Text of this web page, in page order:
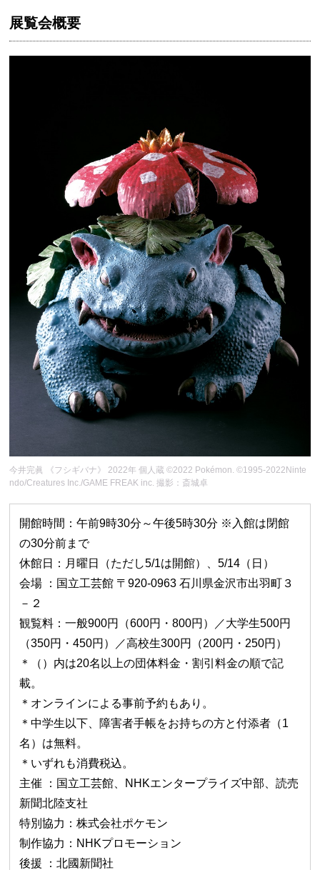
展覧会概要
今井完眞 《フシギバナ》 2022年 個人蔵 ©2022 Pokémon. ©1995-2022Ninte
ndo/Creatures Inc./GAME FREAK inc. 撮影：斎城卓
開館時間：午前9時30分～午後5時30分 ※入館は閉館
の30分前まで
休館日：月曜日（ただし5/1は開館）、5/14（日）
会場 ：国立工芸館 〒920-0963 石川県金沢市出羽町３
－２
観覧料：一般900円（600円・800円）／大学生500円
（350円・450円）／高校生300円（200円・250円）
＊（）内は20名以上の団体料金・割引料金の順で記
載。
＊オンラインによる事前予約もあり。
＊中学生以下、障害者手帳をお持ちの方と付添者（1
名）は無料。
＊いずれも消費税込。
主催 ：国立工芸館、NHKエンタープライズ中部、読売
新聞北陸支社
特別協力：株式会社ポケモン
制作協力：NHKプロモーション
後援 ：北國新聞社